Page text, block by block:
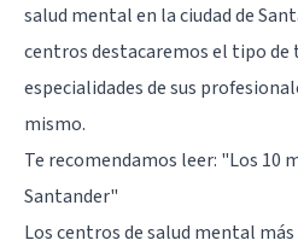
salud mental en la ciudad de
centros destacaremos el tipo de
especialidades de sus
mismo.
Te recomendamos leer: "Los 10
Santander"
Los centros de salud mental